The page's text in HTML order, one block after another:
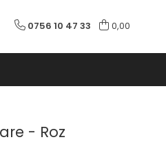
0756 10 47 33 0,00
- Roz